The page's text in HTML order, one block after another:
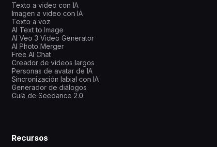
Texto a video con IA
Imagen a video con IA
Texto a voz
AI Text to Image
AI Veo 3 Video Generator
AI Photo Merger
Free AI Chat
Creador de videos largos
Personas de avatar de IA
Sincronización labial con IA
Generador de diálogos
Guía de Seedance 2.0
Recursos